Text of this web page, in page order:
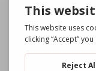
381.85 KB